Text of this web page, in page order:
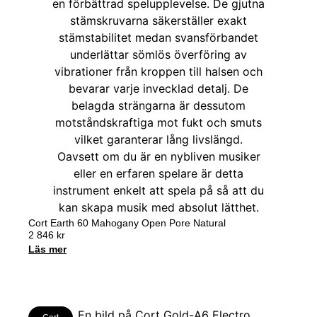
Cort Earth 60 Mahogany Open Pore Natural
2 846 kr
Läs mer